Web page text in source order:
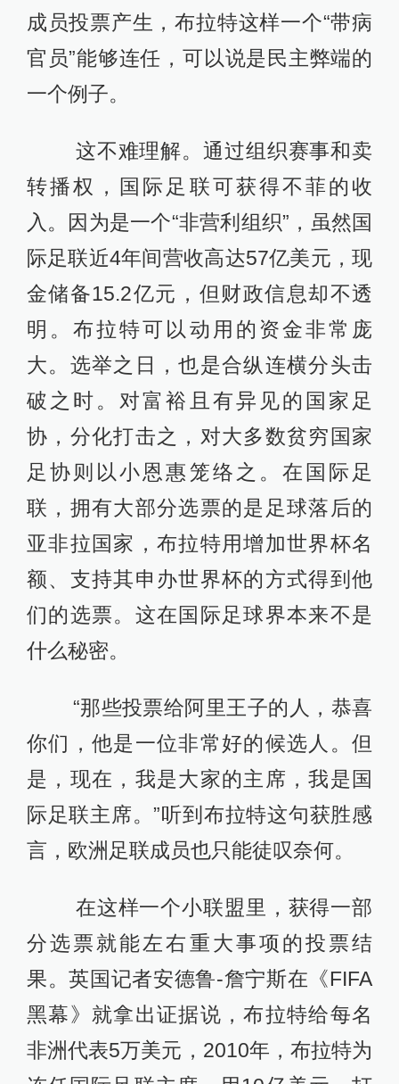
成员投票产生，布拉特这样一个“带病
官员”能够连任，可以说是民主弊端的
一个例子。
这不难理解。通过组织赛事和卖
转播权，国际足联可获得不菲的收
入。因为是一个“非营利组织”，虽然国
际足联近4年间营收高达57亿美元，现
金储备15.2亿元，但财政信息却不透
明。布拉特可以动用的资金非常庞
大。选举之日，也是合纵连横分头击
破之时。对富裕且有异见的国家足
协，分化打击之，对大多数贫穷国家
足协则以小恩惠笼络之。在国际足
联，拥有大部分选票的是足球落后的
亚非拉国家，布拉特用增加世界杯名
额、支持其申办世界杯的方式得到他
们的选票。这在国际足球界本来不是
什么秘密。
“那些投票给阿里王子的人，恭喜
你们，他是一位非常好的候选人。但
是，现在，我是大家的主席，我是国
际足联主席。”听到布拉特这句获胜感
言，欧洲足联成员也只能徒叹奈何。
在这样一个小联盟里，获得一部
分选票就能左右重大事项的投票结
果。英国记者安德鲁-詹宁斯在《FIFA
黑幕》就拿出证据说，布拉特给每名
非洲代表5万美元，2010年，布拉特为